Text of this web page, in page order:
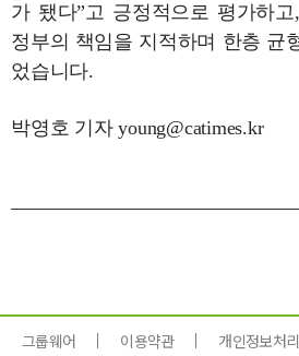
가 됐다”고 긍정적으로 평가하
정부의 책임을 지적하며 한층 균
었습니다.
박영호 기자 young@catimes.kr
그룹웨어 이용약관 개인정보처